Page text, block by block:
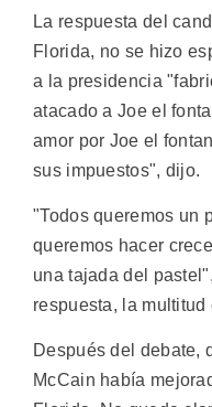
La respuesta del
Florida, no se hizo
a la presidencia
atacado a Joe el
amor por Joe el
sus impuestos", dijo.
"Todos queremos un
queremos hacer
una tajada del
respuesta, la multitud
Después del debate,
McCain había